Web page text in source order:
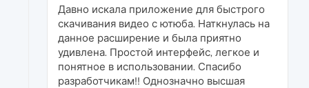
Давно искала приложение для быстрого
скачивания видео с ютюба. Наткнулась на
данное расширение и была приятно
удивлена. Простой интерфейс, легкое и
понятное в использовании. Спасибо
разработчикам!! Однозначно высшая